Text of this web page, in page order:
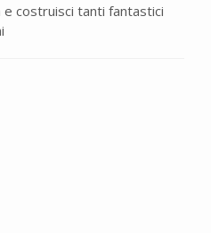
e costruisci tanti fantastici